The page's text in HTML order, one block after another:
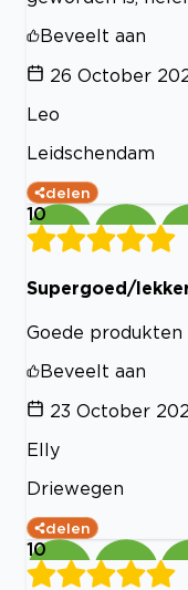
Beveelt aan
26 October
Leo
Leidschendam
delen
10
Supergoed/
Goede
Beveelt aan
23 October
Elly
Driewegen
delen
10